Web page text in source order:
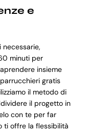
e
minuti per
insieme
gratis
il metodo di
il progetto in
con te per far
ti offre la flessibilità